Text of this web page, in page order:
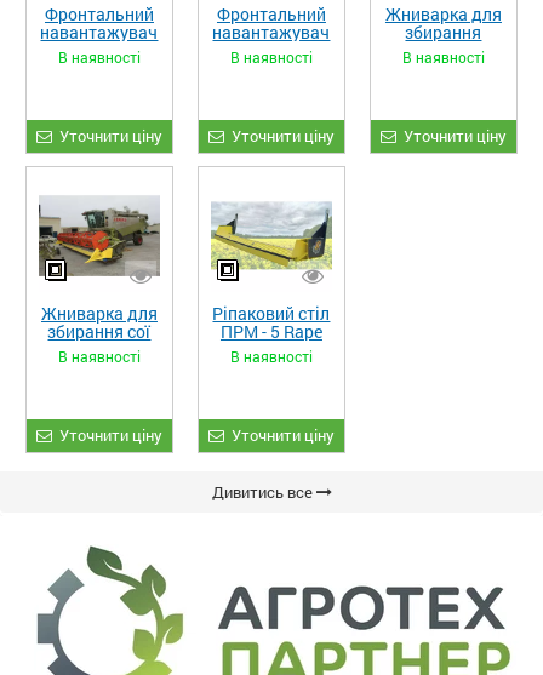
Фронтальний
навантажувач
«STRONG XL»
В наявності
Уточнити ціну
Фронтальний
навантажувач
«STRONG»
В наявності
Уточнити ціну
Жниварка для
збирання
кукурудзи
ЖКИ-870
В наявності
Уточнити ціну
Жниварка для
збирання сої
та гороху
«ETTARO»
В наявності
Уточнити ціну
Ріпаковий стіл
ПРМ - 5 Rape
Fiore
В наявності
Уточнити ціну
Дивитись все